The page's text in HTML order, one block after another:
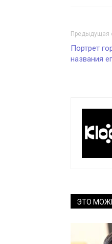
Предыдущая
Портрет
названия
ЭТО